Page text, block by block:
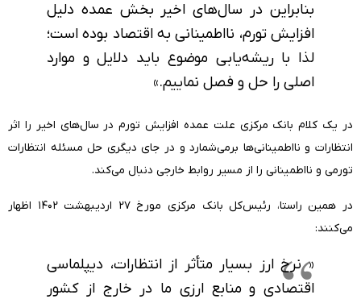
بنابراین در سال‌های اخیر بخش عمده دلیل
افزایش تورم، نااطمینانی به اقتصاد بوده است؛
لذا با ریشه‌یابی موضوع باید دلایل و موارد
اصلی را حل و فصل نماییم.»
در یک کلام بانک مرکزی علت عمده افزایش تورم در سال‌های اخیر را اثر
انتظارات و نااطمینانی‌ها برمی‌شمارد و در جای دیگری حل مسئله انتظارات
تورمی و نااطمینانی را از مسیر روابط خارجی دنبال می‌کند.
در همین راستا، رئیس‌کل بانک مرکزی مورخ ۲۷ اردیبهشت ۱۴۰۲ اظهار
می‌کنند:
« نرخ ارز بسیار متأثر از انتظارات، دیپلماسی
اقتصادی و منابع ارزی ما در خارج از کشور